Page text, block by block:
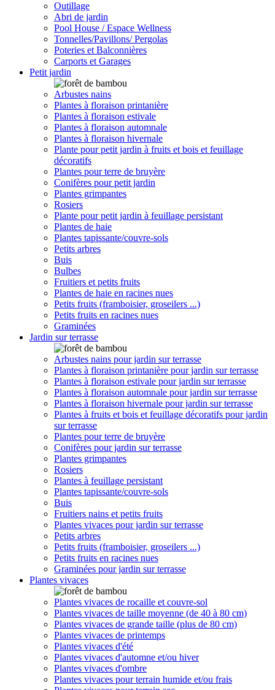
Outillage
Abri de jardin
Pool House / Espace Wellness
Tonnelles/Pavillons/ Pergolas
Poteries et Balconnières
Carports et Garages
Petit jardin
Arbustes nains
Plantes à floraison printanière
Plantes à floraison estivale
Plantes à floraison automnale
Plantes à floraison hivernale
Plante pour petit jardin à fruits et bois et feuillage
décoratifs
Plantes pour terre de bruyère
Conifères pour petit jardin
Plantes grimpantes
Rosiers
Plante pour petit jardin à feuillage persistant
Plantes de haie
Plantes tapissante/couvre-sols
Petits arbres
Buis
Bulbes
Fruitiers et petits fruits
Plantes de haie en racines nues
Petits fruits (framboisier, groseilers ...)
Petits fruits en racines nues
Graminées
Jardin sur terrasse
Arbustes nains pour jardin sur terrasse
Plantes à floraison printanière pour jardin sur terrasse
Plantes à floraison estivale pour jardin sur terrasse
Plantes à floraison automnale pour jardin sur terrasse
Plantes à floraison hivernale pour jardin sur terrasse
Plantes à fruits et bois et feuillage décoratifs pour jardin
sur terrasse
Plantes pour terre de bruyère
Conifères pour jardin sur terrasse
Plantes grimpantes
Rosiers
Plantes à feuillage persistant
Plantes tapissante/couvre-sols
Buis
Fruitiers nains et petits fruits
Plantes vivaces pour jardin sur terrasse
Petits arbres
Petits fruits (framboisier, groseilers ...)
Petits fruits en racines nues
Graminées pour jardin sur terrasse
Plantes vivaces
Plantes vivaces de rocaille et couvre-sol
Plantes vivaces de taille moyenne (de 40 à 80 cm)
Plantes vivaces de grande taille (plus de 80 cm)
Plantes vivaces de printemps
Plantes vivaces d'été
Plantes vivaces d'automne et/ou hiver
Plantes vivaces d'ombre
Plantes vivaces pour terrain humide et/ou frais